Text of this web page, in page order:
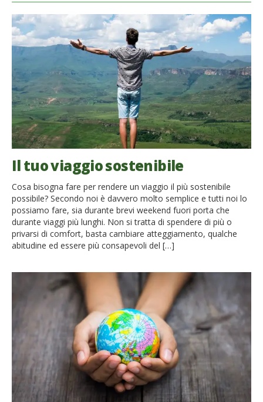
Il tuo viaggio sostenibile
Cosa bisogna fare per rendere un viaggio il più sostenibile
possibile? Secondo noi è davvero molto semplice e tutti noi lo
possiamo fare, sia durante brevi weekend fuori porta che
durante viaggi più lunghi. Non si tratta di spendere di più o
privarsi di comfort, basta cambiare atteggiamento, qualche
abitudine ed essere più consapevoli del […]